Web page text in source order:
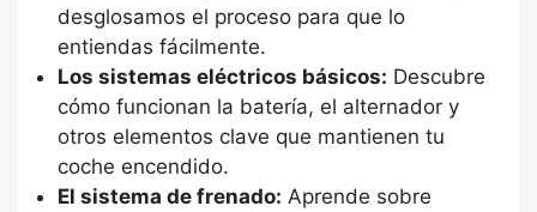
desglosamos el proceso para que lo
entiendas fácilmente.
Los sistemas eléctricos básicos: Descubre
cómo funcionan la batería, el alternador y
otros elementos clave que mantienen tu
coche encendido.
El sistema de frenado: Aprende sobre